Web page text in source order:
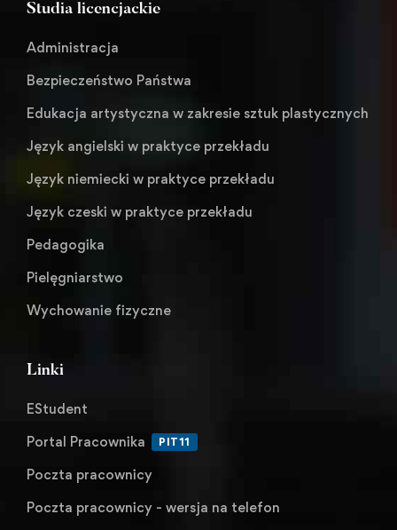
Studia licencjackie
Administracja
Bezpieczeństwo Państwa
Edukacja artystyczna w zakresie sztuk plastycznych
Język angielski w praktyce przekładu
Język niemiecki w praktyce przekładu
Język czeski w praktyce przekładu
Pedagogika
Pielęgniarstwo
Wychowanie fizyczne
Linki
EStudent
Portal Pracownika
PIT11
Poczta pracownicy
Poczta pracownicy - wersja na telefon